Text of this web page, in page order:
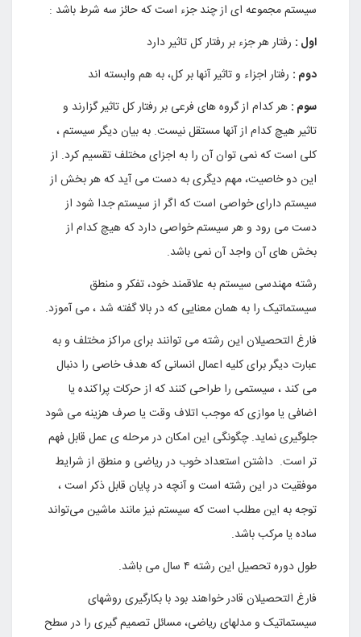
سیستم مجموعه ای از چند جزء است که حائز سه شرط باشد :
اول : رفتار هر جزء بر رفتار کل تاثیر دارد
دوم : رفتار اجزاء و تاثیر آنها بر کل، به هم وابسته اند
سوم : هر کدام از گروه های فرعی بر رفتار کل تاثیر گزارند و
تاثیر هیچ کدام از آنها مستقل نیست. به بیان دیگر سیستم ،
کلی است که نمی توان آن را به اجزای مختلف تقسیم کرد. از
این دو خاصیت، مهم دیگری به دست می آید که هر بخش از
سیستم دارای خواصی است که اگر از سیستم جدا شود از
دست می رود و هر سیستم خواصی دارد که هیچ کدام از
بخش های آن واجد آن نمی باشد.
رشته مهندسی سیستم به علاقمند خود، تفکر و منطق
سیستماتیک را به همان معنایی که در بالا گفته شد ، می آموزد.
فارغ التحصیلان این رشته می توانند برای مراکز مختلف و به
عبارت دیگر برای کلیه اعمال انسانی که هدف خاصی را دنبال
می کند ، سیستمی را طراحی کنند که از حرکات پراکنده یا
اضافی یا موازی که موجب اتلاف وقت یا صرف هزینه می شود
جلوگیری نماید. چگونگی این امکان در مرحله ی عمل قابل فهم
تر است. داشتن استعداد خوب در ریاضی و منطق از شرایط
موفقیت در این رشته است و آنچه در پایان قابل ذکر است ،
توجه به این مطلب است که سیستم نیز مانند ماشین می‌تواند
ساده یا مرکب باشد.
طول دوره تحصیل این رشته ۴ سال می باشد
.
فارغ التحصیلان قادر خواهند بود با بکارگیری روشهای
سیستماتیک و مدلهای ریاضی، مسائل تصمیم گیری را در سطح